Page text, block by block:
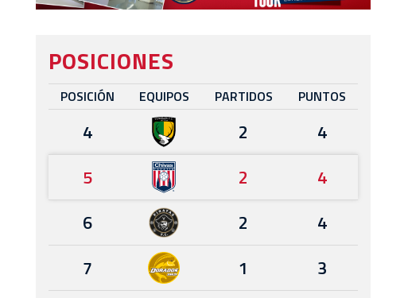
POSICIONES
POSICIÓN EQUIPOS PARTIDOS PUNTOS
4 2
4
5
2
4
6
2
4
7
1
3